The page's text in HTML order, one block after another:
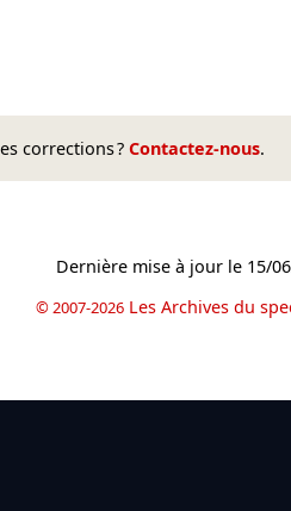
corrections ? Contactez-nous.
Dernière mise à jour le 15/
© 2007-2026 Les Archives du